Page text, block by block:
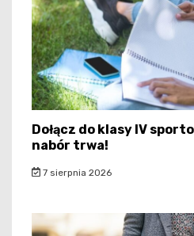
Dołącz do klasy IV
nabór trwa!
7 sierpnia 2026